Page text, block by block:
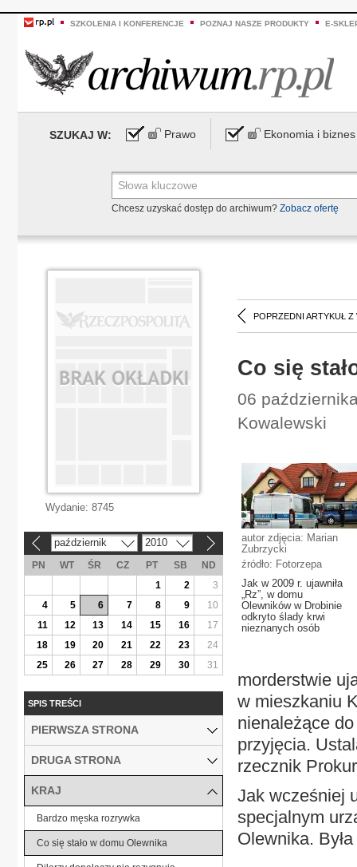
SZKOLENIA I KONFERENCJE POZNAJ NASZE PRODUKTY E-
SZUKAJ W: Prawo Ekonomia i biznes
Chcesz uzyskać dostęp do archiwum? Zobacz ofertę
POPRZEDNI ARTYKUŁ Z
Co się
06
Kowalewski
autor zdjęcia: Marian
Zubrzycki
źródło: Fotorzepa
Jak w 2009 r. ujawniła
„Rz”, w domu
Olewników w Drobinie
odkryto ślady krwi
nieznanych osób
morderstwie
w mieszkaniu
nienależące
przyjęcia.
rzecznik
Jak wcześniej
specjalnym
Olewnika.
Wydanie: 8745
październik 2010
PN WT ŚR CZ PT SB
ND
1
2
3
4
5 6 7 8 9
10
11
12 13 14 15 16
17
18
19 20 21 22 23
24
25
26 27 28 29 30 31
SPIS TREŚCI
PIERWSZA STRONA
DRUGA STRONA
KRAJ
Bardzo męska rozrywka
Co się stało w domu Olewnika